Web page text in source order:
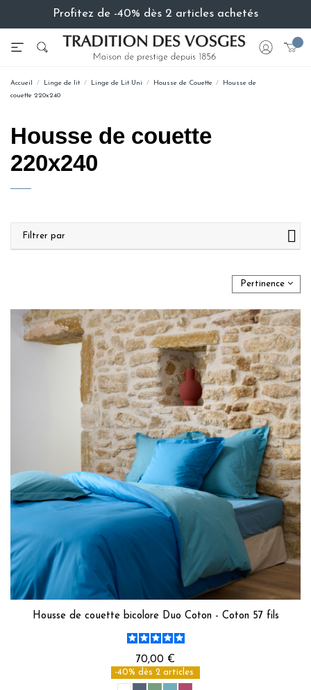
Profitez de -40% dès 2 articles achetés
Accueil Linge de lit Linge de Lit Uni Housse de Couette
Housse de
couette 220x240
Housse de couette
220x240
Filtrer par
Pertinence
Housse de couette bicolore Duo Coton - Coton 57 fils
70,00 €
-40% dès 2 articles